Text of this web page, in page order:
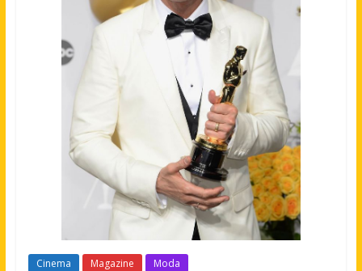
Cinema Magazine Moda